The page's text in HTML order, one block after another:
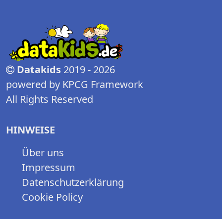
Datakids 2019 - 2026
powered by KPCG Framework
All Rights Reserved
HINWEISE
Über uns
Impressum
Datenschutzerklärung
Cookie Policy